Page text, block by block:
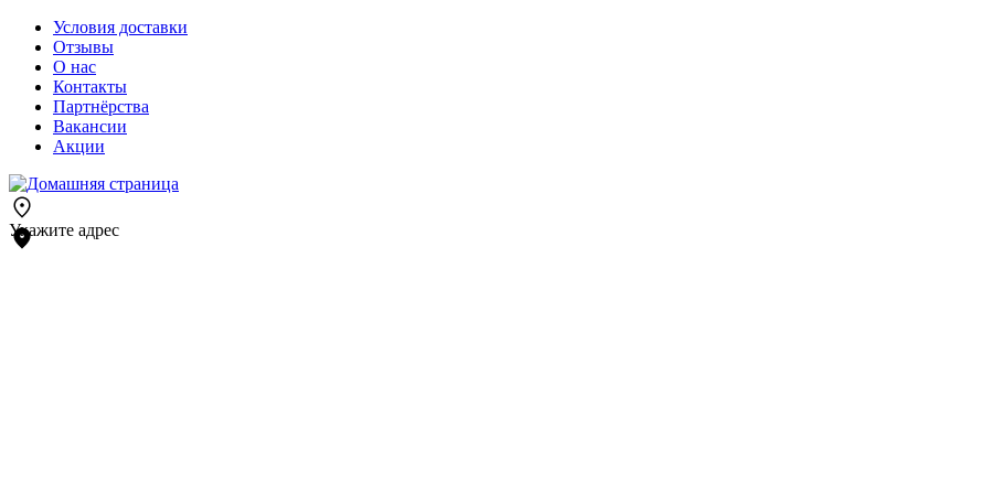
Условия доставки
Отзывы
О нас
Контакты
Партнёрства
Вакансии
Акции
Укажите адрес